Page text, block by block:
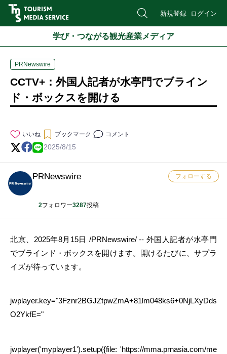
新規登録 ログイン
学び・つながる観光産業メディア
PRNewswire
CCTV+：外国人記者が水亭門でブライン
ド・ボックスを開ける
いいね ブックマーク コメント
2025/8/15
PRNewswire
2フォロワー3287投稿
フォローする
北京、 2025年8月 15日 /PRNewswire/ -- 外国人記者が水亭門
でブラインド・ボックスを開けます。開けるたびに、サプラ
イズが待っています。
jwplayer.key="3Fznr2BGJZtpwZmA+81lm048ks6+0NjLXyDds
O2YkfE="
jwplayer('myplayer1').setup({file: 'https://mma.prnasia.com/me